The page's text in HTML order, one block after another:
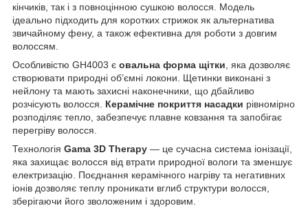
кінчиків, так і з повноцінною сушкою волосся. Модель
ідеально підходить для коротких стрижок як альтернатива
звичайному фену, а також ефективна для роботи з довгим
волоссям.
Особливістю GH4003 є овальна форма щітки , яка дозволяє
створювати природні об’ємні локони. Щетинки виконані з
нейлону та мають захисні наконечники, що дбайливо
розчісують волосся. Керамічне покриття насадки рівномірно
розподіляє тепло, забезпечує плавне ковзання та запобігає
перегріву волосся.
Технологія Gama 3D Therapy — це сучасна система іонізації,
яка захищає волосся від втрати природної вологи та зменшує
електризацію. Поєднання керамічного нагріву та негативних
іонів дозволяє теплу проникати вглиб структури волосся,
зберігаючи його зволоженим і здоровим.